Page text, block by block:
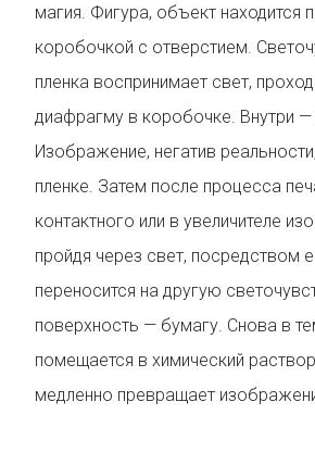
магия. Фигура, объект находится
коробочкой с отверстием.
пленка воспринимает свет,
диафрагму в коробочке. Внутри —
Изображение, негатив
пленке. Затем после процесса
контактного или в увеличителе
пройдя через свет, посредством
переносится на другую
поверхность — бумагу. Снова в
помещается в химический
медленно превращает